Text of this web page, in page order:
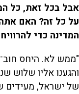
אבל בכל זאת, כל
על כל זה? האם
המדינה כדי
"ממש לא. היחס
והגענו אליו שלוש
של ישראל, מעידים